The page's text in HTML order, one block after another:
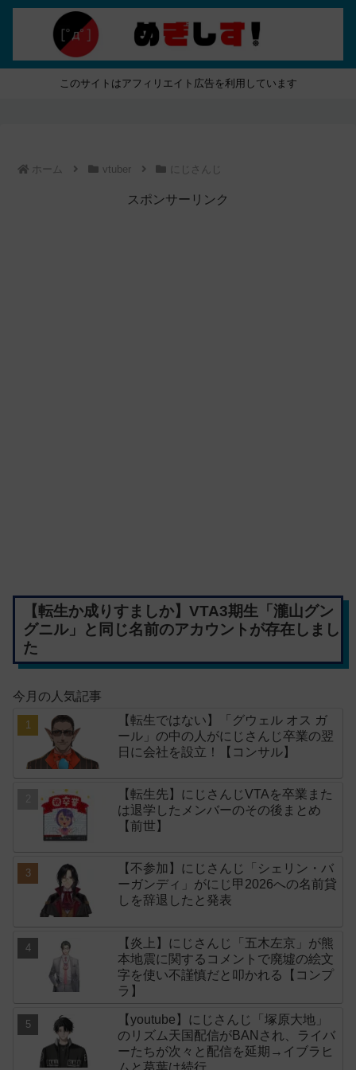
このサイトはアフィリエイト広告を利用しています
ホーム vtuber にじさんじ
スポンサーリンク
【転生か成りすましか】VTA3期生「瀧山グン
グニル」と同じ名前のアカウントが存在しまし
た
今月の人気記事
【転生ではない】「グウェル オス ガ
ール」の中の人がにじさんじ卒業の翌
日に会社を設立！【コンサル】
【転生先】にじさんじVTAを卒業また
は退学したメンバーのその後まとめ
【前世】
【不参加】にじさんじ「シェリン・バ
ーガンディ」がにじ甲2026への名前貸
しを辞退したと発表
【炎上】にじさんじ「五木左京」が熊
本地震に関するコメントで廃墟の絵文
字を使い不謹慎だと叩かれる【コンプ
ラ】
【youtube】にじさんじ「塚原大地」
のリズム天国配信がBANされ、ライバ
ーたちが次々と配信を延期→イブラヒ
ムと葛葉は続行